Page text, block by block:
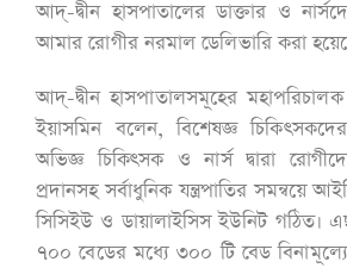
আদ্-দ্বীন হাসপাতালের ডাক্তার ও
আমার রোগীর নরমাল ডেলিভারি করা
আদ্-দ্বীন হাসপাতালসমূহের
ইয়াসমিন বলেন, বিশেষজ্ঞ
অভিজ্ঞ চিকিৎসক ও নার্স দ্বারা
প্রদানসহ সর্বাধুনিক যন্ত্রপাতির
সিসিইউ ও ডায়ালাইসিস ইউনিট গঠিত।
৭০০ বেডের মধ্যে ৩০০ টি বেড